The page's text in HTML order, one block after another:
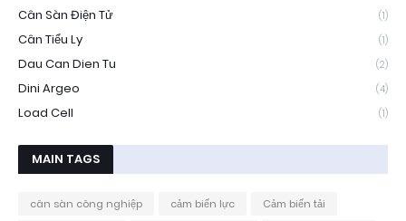
Cân Sàn Điện Tử (1)
Cân Tiểu Ly (1)
Dau Can Dien Tu (2)
Dini Argeo (4)
Load Cell (1)
MAIN TAGS
cân sàn công nghiệp cảm biến lực
Cảm biến tải